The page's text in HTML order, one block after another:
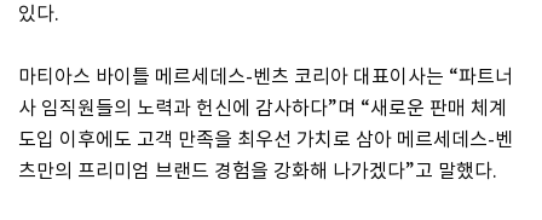
있다.
마티아스 바이틀 메르세데스-벤츠 코리아 대표이사는 “파트너
사 임직원들의 노력과 헌신에 감사하다”며 “새로운 판매 체계
도입 이후에도 고객 만족을 최우선 가치로 삼아 메르세데스-벤
츠만의 프리미엄 브랜드 경험을 강화해 나가겠다”고 말했다.